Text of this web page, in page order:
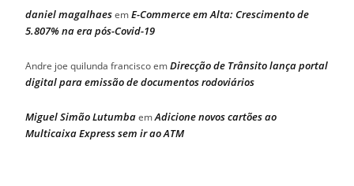
daniel magalhaesemE-Commerce em Alta: Crescimento de
5.807% na era pós-Covid-19
Andre joe quilunda franciscoemDirecção de Trânsito lança portal
digital para emissão de documentos rodoviários
Miguel Simão LutumbaemAdicione novos cartões ao
Multicaixa Express sem ir ao ATM